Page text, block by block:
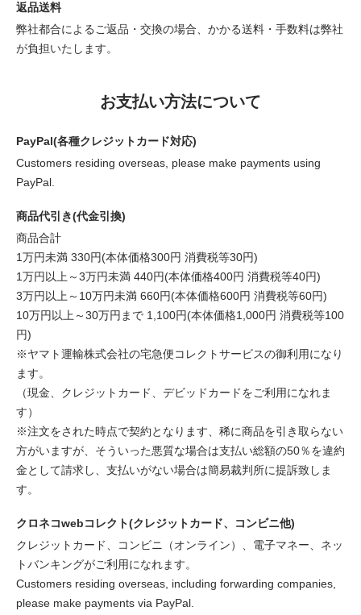
返品送料
弊社都合によるご返品・交換の場合、かかる送料・手数料は弊社
が負担いたします。
お支払い方法について
PayPal(各種クレジットカード対応)
Customers residing overseas, please make payments using
PayPal.
商品代引き(代金引換)
商品合計
1万円未満 330円(本体価格300円 消費税等30円)
1万円以上～3万円未満 440円(本体価格400円 消費税等40円)
3万円以上～10万円未満 660円(本体価格600円 消費税等60円)
10万円以上～30万円まで 1,100円(本体価格1,000円 消費税等100
円)
※ヤマト運輸株式会社の宅急便コレクトサービスの御利用になり
ます。
（現金、クレジットカード、デビッドカードをご利用になれま
す）
※注文をされた時点で契約となります、稀に商品を引き取らない
方がいますが、そういった悪質な場合は支払い総額の50％を違約
金として請求し、支払いがない場合は簡易裁判所に提訴致しま
す。
クロネコwebコレクト(クレジットカード、コンビニ他)
クレジットカード、コンビニ（オンライン）、電子マネー、ネッ
トバンキングがご利用になれます。
Customers residing overseas, including forwarding companies,
please make payments via PayPal.